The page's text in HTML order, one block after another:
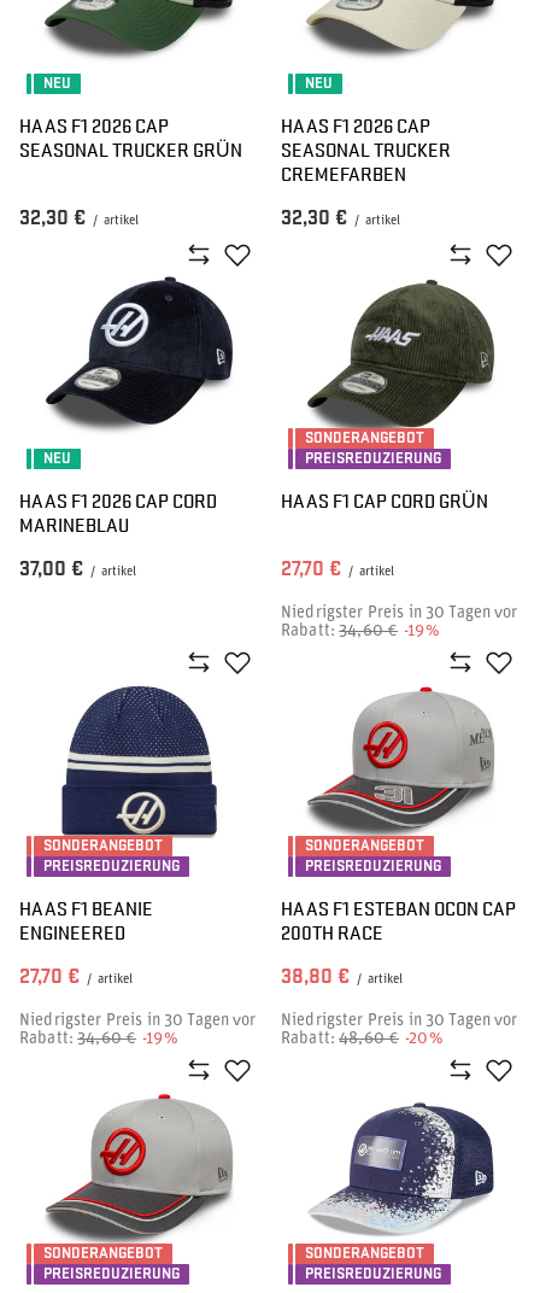
NEU
HAAS F1 2026 CAP
SEASONAL TRUCKER GRÜN
32,30 € / artikel
NEU
HAAS F1 2026 CAP
SEASONAL TRUCKER
CREMEFARBEN
32,30 € / artikel
NEU
HAAS F1 2026 CAP CORD
MARINEBLAU
37,00 € / artikel
SONDERANGEBOT
PREISREDUZIERUNG
HAAS F1 CAP CORD GRÜN
27,70 € / artikel
Niedrigster Preis in 30 Tagen vor
Rabatt:34,60 € -19%
SONDERANGEBOT
PREISREDUZIERUNG
HAAS F1 BEANIE
ENGINEERED
27,70 € / artikel
Niedrigster Preis in 30 Tagen vor
Rabatt:34,60 € -19%
SONDERANGEBOT
PREISREDUZIERUNG
HAAS F1 ESTEBAN OCON CAP
200TH RACE
38,80 € / artikel
Niedrigster Preis in 30 Tagen vor
Rabatt:48,60 € -20%
SONDERANGEBOT
PREISREDUZIERUNG
SONDERANGEBOT
PREISREDUZIERUNG